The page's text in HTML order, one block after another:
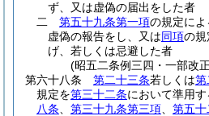
ず、又は虚偽の届出をした者
二
第五十九条第一項の規定に
虚偽の報告をし、又は同項の規
げ、若しくは忌避した者
(昭五二条例三四・一部改
第六十八条
第二十三条若しくは第
規定を第三十二条において準用
八条
第三十九条第三項 第五十